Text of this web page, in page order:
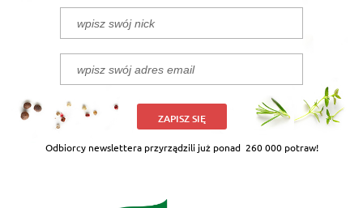
ZAPISZ SIĘ
Odbiorcy newslettera przyrządzili już ponad 260 000 potraw!